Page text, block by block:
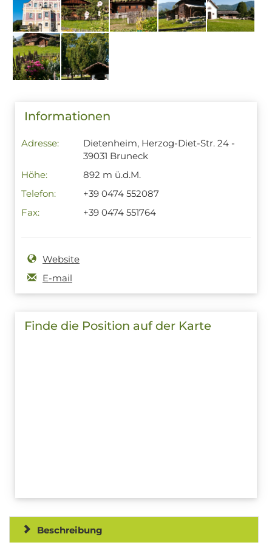
Informationen
Adresse:
Dietenheim, Herzog-Diet-Str. 24 -
39031 Bruneck
Höhe:
892 m ü.d.M.
Telefon:
+39 0474 552087
Fax:
+39 0474 551764
Website
E-mail
Finde die Position auf der Karte
Beschreibung